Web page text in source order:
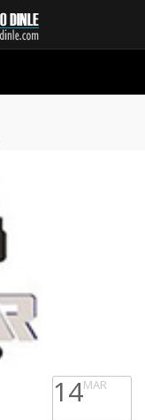
14MAR